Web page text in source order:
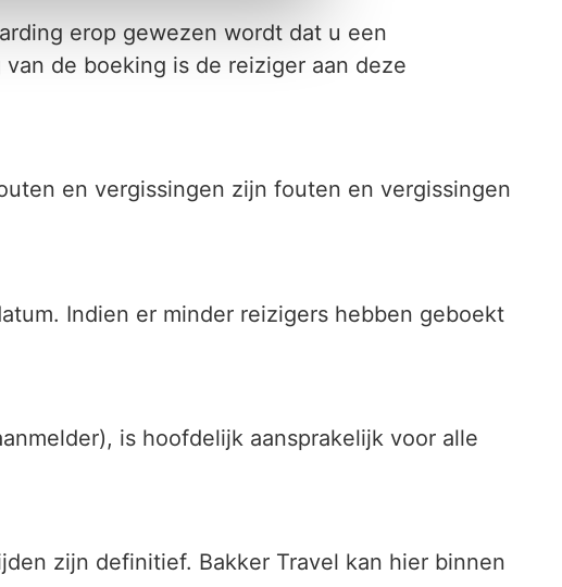
erop gewezen wordt dat u een
de boeking is de reiziger aan deze
en vergissingen zijn fouten en vergissingen
Indien er minder reizigers hebben geboekt
is hoofdelijk aansprakelijk voor alle
zijn definitief. Bakker Travel kan hier binnen